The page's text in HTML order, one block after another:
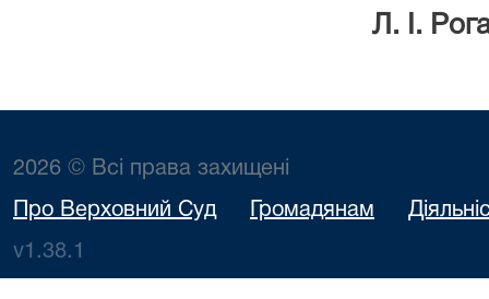
Л. І.
2026 © Всі права захищені
Про Верховний Суд Громадянам
v1.38.1